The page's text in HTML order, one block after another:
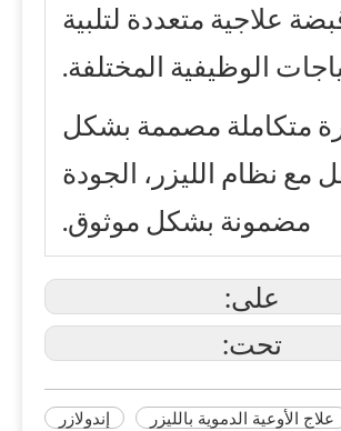
علاجية متعددة لتلبية
الوظيفية المختلفة.
متكاملة مصممة بشكل
مع نظام الليزر، الجودة
مضمونة بشكل موثوق.
على:
تحت:
إندولازر
علاج الأوعية الدموية بالليزر